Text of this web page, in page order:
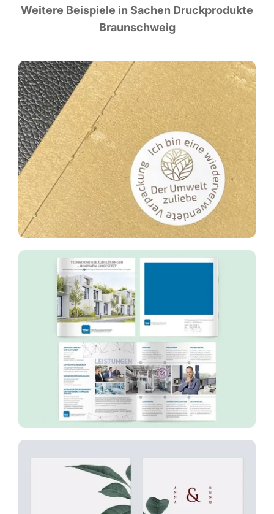
Wei­te­re Bei­spie­le in Sachen Druck­pro­duk­te
Braunschweig